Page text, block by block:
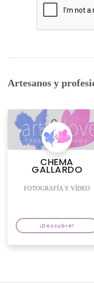
Artesanos y
CHEMA
GALLARDO
FOTOGRAFÍA Y VÍDEO
¡Descubre!